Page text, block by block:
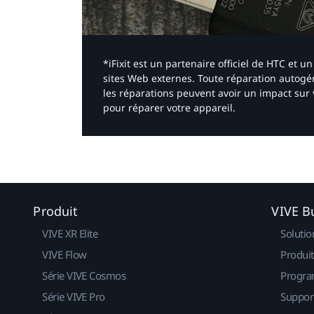
*iFixit est un partenaire officiel de HTC et
sites Web externes. Toute réparation
les réparations peuvent avoir un impact
pour réparer votre appareil.​
Produit
VIVE XR Elite
VIVE Flow
Série VIVE Cosmos
Série VIVE Pro
VIVE